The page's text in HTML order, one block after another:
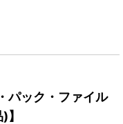
パック・ファイル